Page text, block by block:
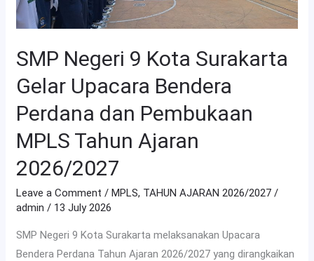
SMP Negeri 9 Kota Surakarta
Gelar Upacara Bendera
Perdana dan Pembukaan
MPLS Tahun Ajaran
2026/2027
Leave a Comment /MPLS, TAHUN AJARAN 2026/2027 /
admin/ 13 July 2026
SMP Negeri 9 Kota Surakarta melaksanakan Upacara
Bendera Perdana Tahun Ajaran 2026/2027 yang dirangkaikan
Bendera
Perdana
dan
Pembukaan
MPLS
Tahun
2026/2027